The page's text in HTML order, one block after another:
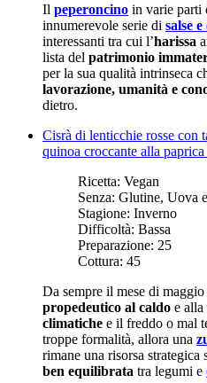
Il peperoncino in varie parti
innumerevole serie di salse
interessanti tra cui l’harissa
lista del patrimonio
per la sua qualità intrinseca
lavorazione, umanità e
dietro.
Cisrà di lenticchie rosse con
quinoa croccante alla paprica
Ricetta: Vegan
Senza: Glutine, Uova
Stagione: Inverno
Difficoltà: Bassa
Preparazione: 25
Cottura: 45
Da sempre il mese di maggio
propedeutico al caldo e alla
climatiche e il freddo o mal
troppe formalità, allora una
rimane una risorsa strategica
ben equilibrata tra legumi e